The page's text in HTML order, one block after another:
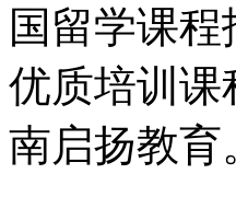
国留学课
优质培训课
南启扬教育